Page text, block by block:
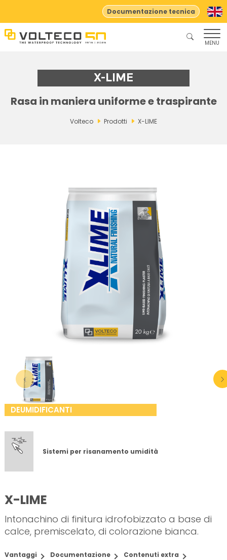
Documentazione tecnica
MENU
X-LIME
Rasa in maniera uniforme e traspirante
Volteco Prodotti X-LIME
DEUMIDIFICANTI
Sistemi per risanamento umidità
X-LIME
Intonachino di finitura idrofobizzato a base di
calce, premiscelato, di colorazione bianca.
Vantaggi Documentazione Contenuti extra